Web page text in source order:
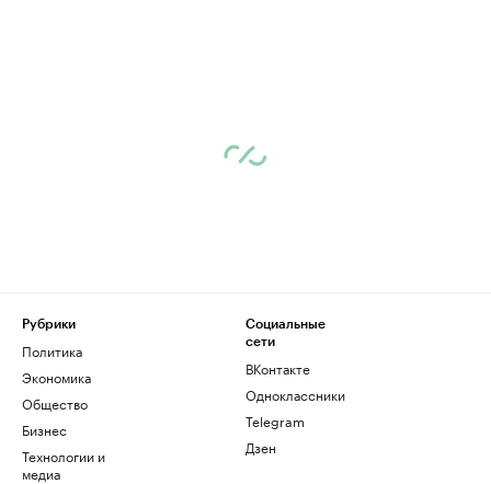
Рубрики
Политика
Экономика
Общество
Бизнес
Технологии и
медиа
Социальные
сети
ВКонтакте
Одноклассники
Telegram
Дзен